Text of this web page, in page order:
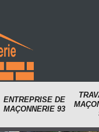
ENTREPRISE DE
MAÇONNERIE 93